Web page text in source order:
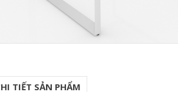
TIẾT SẢN PHẨM